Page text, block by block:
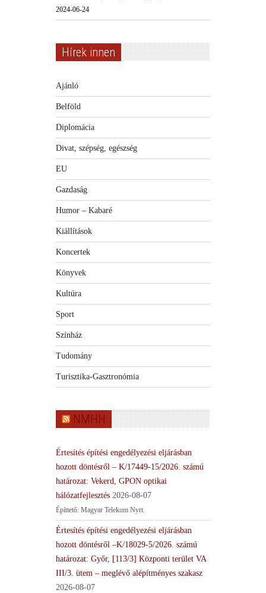
2024-06-24
Hírek innen
Ajánló
Belföld
Diplomácia
Divat, szépség, egészség
EU
Gazdaság
Humor – Kabaré
Kiállítások
Koncertek
Könyvek
Kultúra
Sport
Színház
Tudomány
Turisztika-Gasztronómia
NMHH
Értesítés építési engedélyezési eljárásban
hozott döntésről – K/17449-15/2026. számú
határozat: Vekerd, GPON optikai
hálózatfejlesztés 2026-08-07
Építtető: Magyar Telekom Nyrt.
Értesítés építési engedélyezési eljárásban
hozott döntésről –K/18029-5/2026. számú
határozat: Győr, [113/3] Központi terület VA
III/3. ütem – meglévő alépítményes szakasz
2026-08-07